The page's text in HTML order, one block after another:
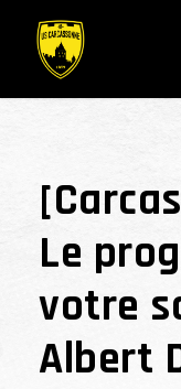
Le
votre
Albert